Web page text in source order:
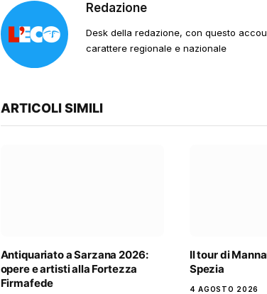
Redazione
Desk della redazione, con questo
carattere regionale e nazionale
ARTICOLI SIMILI
Antiquariato a Sarzana 2026:
opere e artisti alla Fortezza
Firmafede
Il tour di
Spezia
4 AGOSTO 2026